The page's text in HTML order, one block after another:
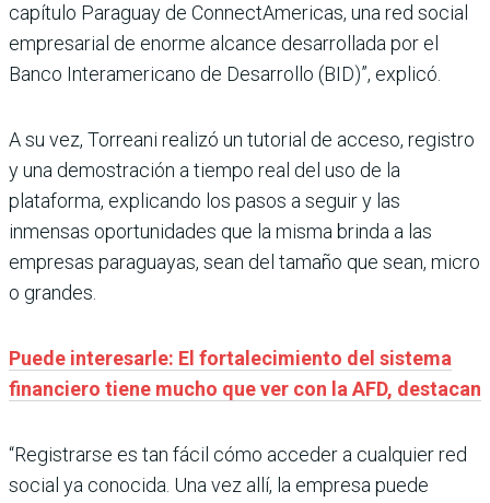
capítulo Paraguay de ConnectAmericas, una red social
empresarial de enorme alcance desarrollada por el
Banco Interamericano de Desarrollo (BID)”, explicó.
A su vez, Torreani realizó un tutorial de acceso, registro
y una demostración a tiempo real del uso de la
plataforma, explicando los pasos a seguir y las
inmensas oportunidades que la misma brinda a las
empresas paraguayas, sean del tamaño que sean, micro
o grandes.
Puede interesarle: El fortalecimiento del sistema
financiero tiene mucho que ver con la AFD, destacan
“Registrarse es tan fácil cómo acceder a cualquier red
social ya conocida. Una vez allí, la empresa puede